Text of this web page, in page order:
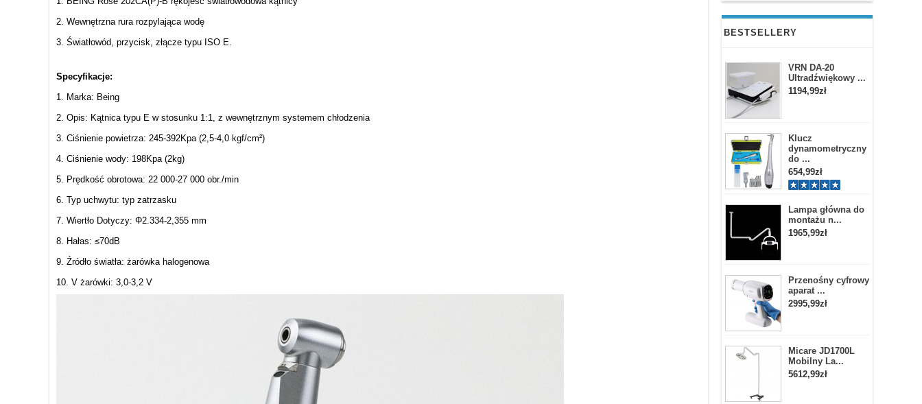
BESTSELLERY
VRN DA-20
Ultradźwiękowy ...
1194,99zł
Klucz
dynamometryczny
do ...
654,99zł
Lampa główna do
montażu n...
1965,99zł
Przenośny cyfrowy
aparat ...
2995,99zł
Micare JD1700L
Mobilny La...
5612,99zł
2. Wewnętrzna rura rozpylająca wodę
3. Światłowód, przycisk, złącze typu ISO E.
Specyfikacje:
1. Marka: Being
2. Opis: Kątnica typu E w stosunku 1:1, z wewnętrznym systemem chłodzenia
3. Ciśnienie powietrza: 245-392Kpa (2,5-4,0 kgf/cm²)
4. Ciśnienie wody: 198Kpa (2kg)
5. Prędkość obrotowa: 22 000-27 000 obr./min
6. Typ uchwytu: typ zatrzasku
7. Wiertło Dotyczy: Φ2.334-2,355 mm
8. Hałas: ≤70dB
9. Źródło światła: żarówka halogenowa
10. V żarówki: 3,0-3,2 V